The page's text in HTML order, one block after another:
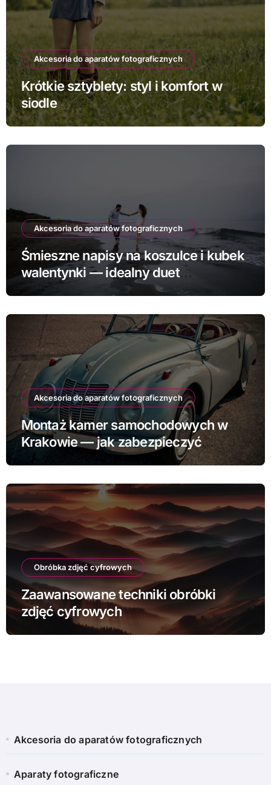
Akcesoria do aparatów fotograficznych
Krótkie sztyblety: styl i komfort w
siodle
Akcesoria do aparatów fotograficznych
Śmieszne napisy na koszulce i kubek
walentynki — idealny duet
Akcesoria do aparatów fotograficznych
Montaż kamer samochodowych w
Krakowie — jak zabezpieczyć
samochód
Obróbka zdjęć cyfrowych
Zaawansowane techniki obróbki
zdjęć cyfrowych
Akcesoria do aparatów fotograficznych
Aparaty fotograficzne